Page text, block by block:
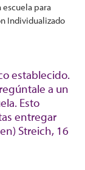
para
Individualizado
establecido.
a un
Esto
entregar
Streich, 16